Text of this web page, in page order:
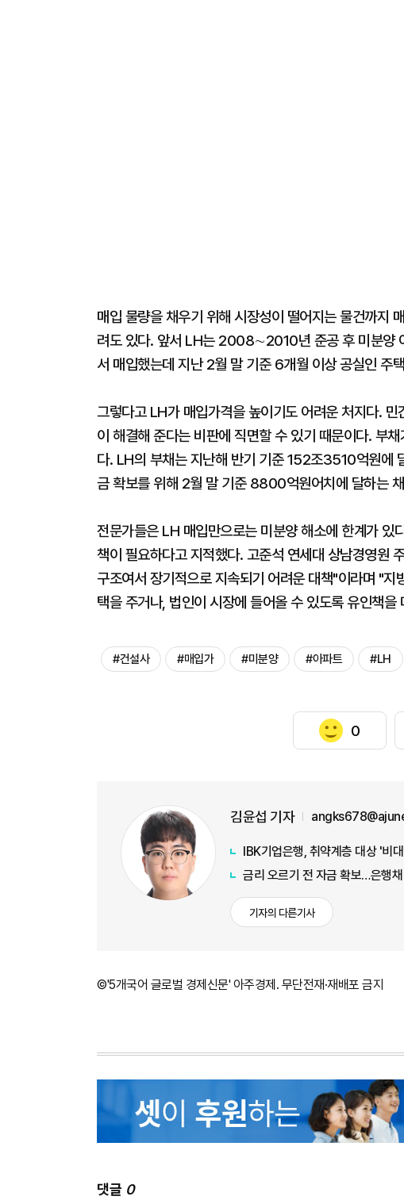
매입 물량을 채우기 위해 시장성이 떨어지는 물건까지
려도 있다. 앞서 LH는 2008∼2010년 준공 후 미분양
서 매입했는데 지난 2월 말 기준 6개월 이상 공실인 주
그렇다고 LH가 매입가격을 높이기도 어려운 처지다.
이 해결해 준다는 비판에 직면할 수 있기 때문이다. 부
다. LH의 부채는 지난해 반기 기준 152조3510억원에
금 확보를 위해 2월 말 기준 8800억원어치에 달하는
전문가들은 LH 매입만으로는 미분양 해소에 한계가 있
책이 필요하다고 지적했다. 고준석 연세대 상남경영원
구조여서 장기적으로 지속되기 어려운 대책"이라며 "지
택을 주거나, 법인이 시장에 들어올 수 있도록 유인책을
#건설사 #매입가 #미분양 #아파트 #LH
0
김윤섭 기자
IBK기업은행, 취약계층 대상 '비
금리 오르기 전 자금 확보…은행
기자의 다른기사
©'5개국어 글로벌 경제신문' 아주경제. 무단전재·재배포 금지
댓글 0